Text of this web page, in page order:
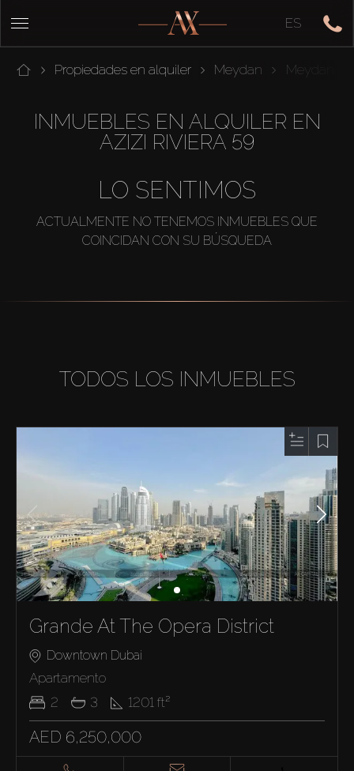
ES
Propiedades en alquiler Meydan Meydan
INMUEBLES EN ALQUILER EN
AZIZI RIVIERA 59
LO SENTIMOS
ACTUALMENTE NO TENEMOS INMUEBLES QUE
COINCIDAN CON SU BÚSQUEDA
TODOS LOS INMUEBLES
Grande At The Opera District
Downtown Dubai
Apartamento
2
3 1201 ft²
AED 6,250,000